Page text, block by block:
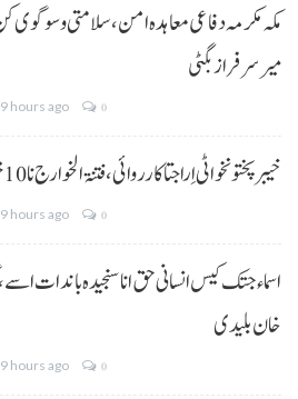
مکہ مکرمہ دفاعی معاہدہ امن، سلامتی و
میر سرفراز بگٹی
hours ago 0
خیبر پختونخوا ٹی اِرا جتا کارروائی، فتنۃ الخوارج نا 10خوارج خلنگار،آئی ایس پی آر
hours ago 0
اسماء جتک کیس انسانی حق انا سنجیدہ باندات
خان بلیدی
hours ago 0